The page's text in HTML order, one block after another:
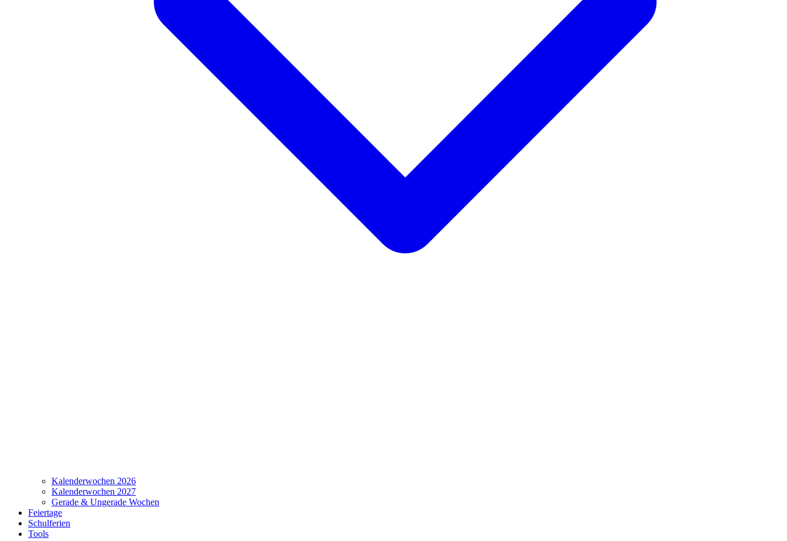
Kalenderwochen 2026
Kalenderwochen 2027
Gerade & Ungerade Wochen
Feiertage
Schulferien
Tools